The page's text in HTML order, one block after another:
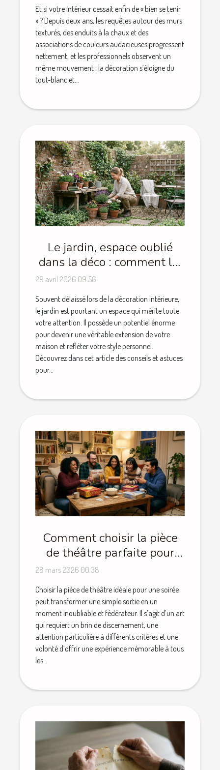
Et si votre intérieur cessait enfin de « bien se tenir
» ? Depuis deux ans, les requêtes autour des murs
texturés, des enduits à la chaux et des
associations de couleurs audacieuses progressent
nettement, et les professionnels observent un
même mouvement : la décoration s’éloigne du
tout-blanc et...
Le jardin, espace oublié
dans la déco : comment lui
redonner du style
29 avril 2026 09:56
Souvent délaissé lors de la décoration intérieure,
le jardin est pourtant un espace qui mérite toute
votre attention. Il possède un potentiel énorme
pour devenir une véritable extension de votre
maison et refléter votre style personnel.
Découvrez dans cet article des conseils et astuces
pour...
Comment choisir la pièce
de théâtre parfaite pour
une soirée réussie ?
28 mars 2026 00:38
Choisir la pièce de théâtre idéale pour une soirée
peut transformer une simple sortie en un
moment inoubliable et fédérateur. Il s’agit d’un art
qui requiert un brin de discernement, une
attention particulière à différents critères et une
volonté d’offrir une expérience mémorable à tous
les...